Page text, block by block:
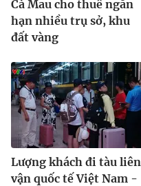
Cà Mau cho thuê ngắn
hạn nhiều trụ sở, khu
đất vàng
Lượng khách đi tàu liên
vận quốc tế Việt Nam -